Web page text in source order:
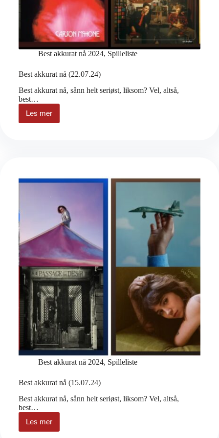
Best akkurat nå 2024, Spilleliste
Best akkurat nå (22.07.24)
Best akkurat nå, sånn helt seriøst, liksom? Vel, altså,
best…
Les mer
Best
akkurat
Best akkurat nå 2024, Spilleliste
Best akkurat nå (15.07.24)
Best akkurat nå, sånn helt seriøst, liksom? Vel, altså,
best…
Les mer
Best
akkurat